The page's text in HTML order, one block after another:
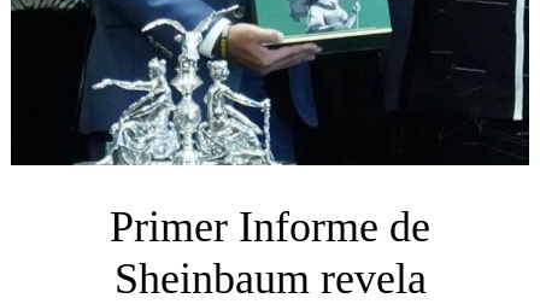
Primer Informe de
Sheinbaum revela